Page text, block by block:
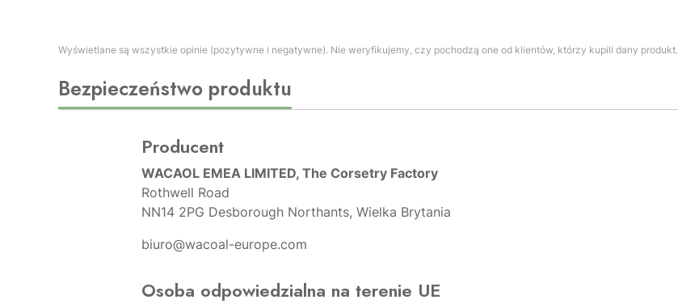
Wyświetlane są wszystkie opinie (pozytywne i negatywne). Nie weryfikujemy, czy pochodzą one od klientów, którzy kupili dany produkt.
Bezpieczeństwo produktu
Producent
WACAOL EMEA LIMITED, The Corsetry Factory
Rothwell Road
NN14 2PG Desborough Northants, Wielka Brytania
biuro@wacoal-europe.com
Osoba odpowiedzialna na terenie UE